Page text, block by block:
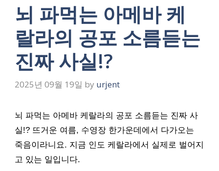
뇌 파먹는 아메바 케
랄라의 공포 소름듣는
진짜 사실!?
2025년 09월 19일 by urjent
뇌 파먹는 아메바 케랄라의 공포 소름듣는 진짜 사
실!? 뜨거운 여름, 수영장 한가운데에서 다가오는
죽음이라니요. 지금 인도 케랄라에서 실제로 벌어지
고 있는 일입니다.